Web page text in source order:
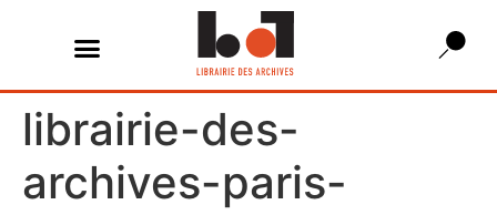
librairie-des-
archives-paris-